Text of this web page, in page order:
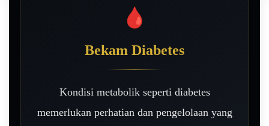
🩸
Bekam Diabetes
Kondisi metabolik seperti diabetes
memerlukan perhatian dan pengelolaan yang